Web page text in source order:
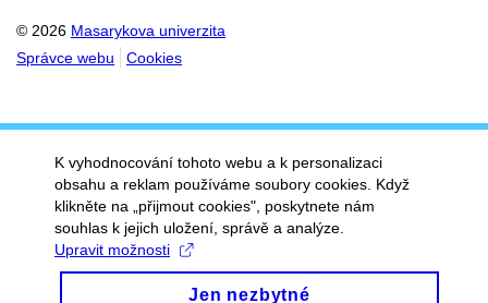
© 2026 Masarykova univerzita
Správce webu
Cookies
K vyhodnocování tohoto webu a k personalizaci
obsahu a reklam používáme soubory cookies. Když
klikněte na „přijmout cookies", poskytnete nám
souhlas k jejich uložení, správě a analýze.
Upravit možnosti
Jen nezbytné